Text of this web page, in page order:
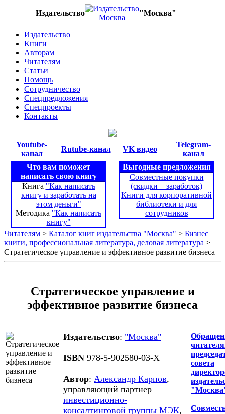
Издательство "Москва"
Издательство
Книги
Авторам
Читателям
Статьи
Помощь
Сотрудничество
Спецпредложения
Спецпроекты
Контакты
Youtube-
канал
Rutube-канал VK видео
Telegram-
канал
Что вам поможет
написать свою книгу
Книга "Как написать
книгу и заработать на
этом деньги"
Методика "Как написать
книгу"
Выгодные предложения
Совместные покупки
(скидки + заработок)
Книги для корпоративной
библиотеки и для
сотрудников
Читателям > Каталог книг издательства "Москва" > Бизнес
книги, профессиональная литература, деловая литература >
Стратегическое управление и эффективное развитие бизнеса
Стратегическое управление и
эффективное развитие бизнеса
Издательство: "Москва"
ISBN 978-5-902580-03-X
Автор: Александр Карпов,
управляющий партнер
инвестиционно-
консалтинговой группы МЭК,
совета